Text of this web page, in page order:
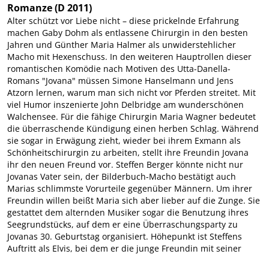
Romanze(D 2011)
Alter schützt vor Liebe nicht – diese prickelnde Erfahrung
machen Gaby Dohm als entlassene Chirurgin in den besten
Jahren und Günther Maria Halmer als unwiderstehlicher
Macho mit Hexenschuss. In den weiteren Hauptrollen dieser
romantischen Komödie nach Motiven des Utta-Danella-
Romans "Jovana" müssen Simone Hanselmann und Jens
Atzorn lernen, warum man sich nicht vor Pferden streitet. Mit
viel Humor inszenierte John Delbridge am wunderschönen
Walchensee. Für die fähige Chirurgin Maria Wagner bedeutet
die überraschende Kündigung einen herben Schlag. Während
sie sogar in Erwägung zieht, wieder bei ihrem Exmann als
Schönheitschirurgin zu arbeiten, stellt ihre Freundin Jovana
ihr den neuen Freund vor. Steffen Berger könnte nicht nur
Jovanas Vater sein, der Bilderbuch-Macho bestätigt auch
Marias schlimmste Vorurteile gegenüber Männern. Um ihrer
Freundin willen beißt Maria sich aber lieber auf die Zunge. Sie
gestattet dem alternden Musiker sogar die Benutzung ihres
Seegrundstücks, auf dem er eine Überraschungsparty zu
Jovanas 30. Geburtstag organisiert. Höhepunkt ist Steffens
Auftritt als Elvis, bei dem er die junge Freundin mit seiner